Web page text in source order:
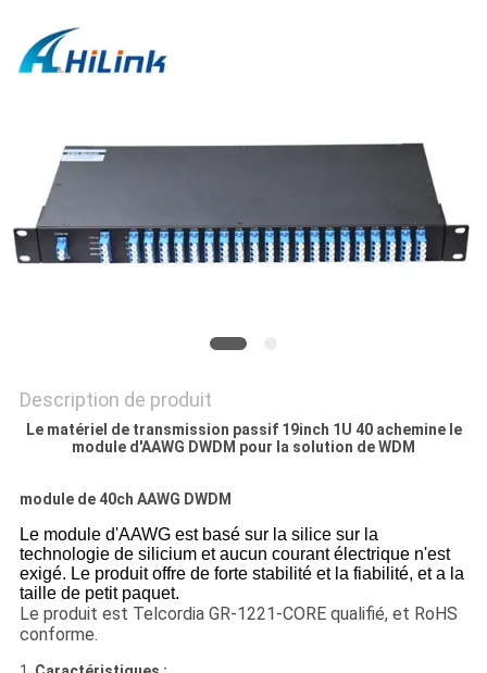
LES
AFFAIRES
DEMANDEZ
UN DEVIS
PLAN
POLITIQUE
DE
Description de produit
Le matériel de transmission passif 19inch 1U 40 achemine le
module d'AAWG DWDM pour la solution de WDM
module de 40ch AAWG DWDM
Le module d'AAWG est basé sur la silice sur la
technologie de silicium et aucun courant électrique n'est
exigé. Le produit offre de forte stabilité et la fiabilité, et a la
taille de petit paquet.
Le produit est Telcordia GR-1221-CORE qualifié, et RoHS
conforme.